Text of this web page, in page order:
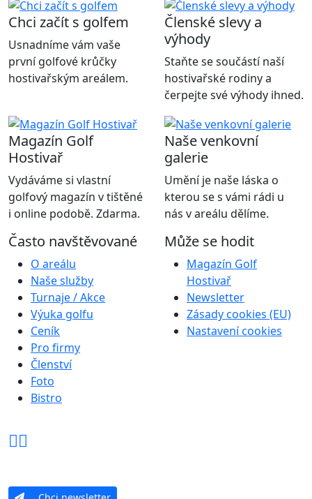
Chci začít s golfem
Usnadníme vám vaše
první golfové krůčky
hostivařským areálem.
Členské slevy a
výhody
Staňte se součástí naší
hostivařské rodiny a
čerpejte své výhody ihned.
Magazín Golf
Hostivař
Vydáváme si vlastní
golfový magazín v tištěné
i online podobě. Zdarma.
Naše venkovní
galerie
Umění je naše láska o
kterou se s vámi rádi u
nás v areálu dělíme.
Často navštěvované
O areálu
Naše služby
Turnaje / Akce
Výuka golfu
Ceník
Pro firmy
Členství
Foto
Bistro
Může se hodit
Magazín Golf
Hostivař
Newsletter
Zásady cookies (EU)
Nastavení cookies